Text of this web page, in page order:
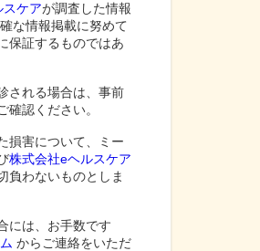
スケアが調査した情報
な情報掲載に努めて
保証するものではあ
される場合は、事前
確認ください。
損害について、ミー
株式会社eヘルスケア
負わないものとしま
には、お手数です
からご連絡をいただ